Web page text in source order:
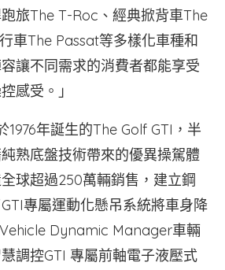
旅The T-Roc、經典掀背車The
車The Passat等多樣化車種和
讓不同需求的消費者都能享受
感受。」
1976年誕生的The Golf GTI，半
熟底盤技術帶來的優異操駕體
球超過250萬輛銷售，建立鋼
專屬運動化懸吊系統將車身降
Dynamic Manager車輛
調控GTI 專屬前軸電子液壓式